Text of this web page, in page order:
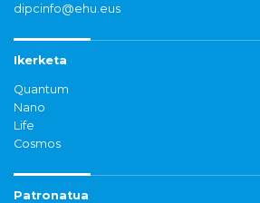
dipcinfo@ehu.eus
Ikerketa
Quantum
Nano
Life
Cosmos
Patronatua